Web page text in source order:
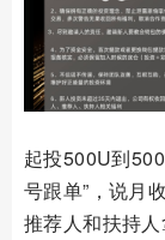
起投500U到
号跟单”，说月
推荐人和扶持